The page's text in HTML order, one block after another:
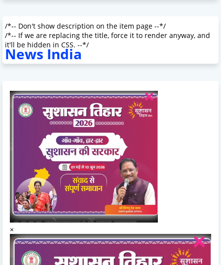
/*-- Don't show description on the item page --*/
/*-- If we are replacing the title, force it to render anyway, and
it'll be hidden in CSS. --*/
News India
×